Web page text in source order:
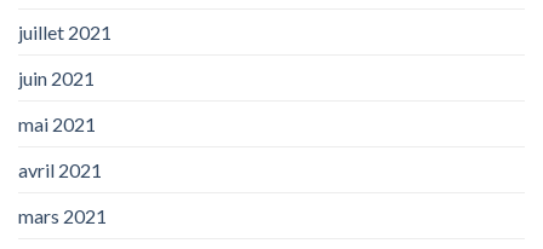
juillet 2021
juin 2021
mai 2021
avril 2021
mars 2021